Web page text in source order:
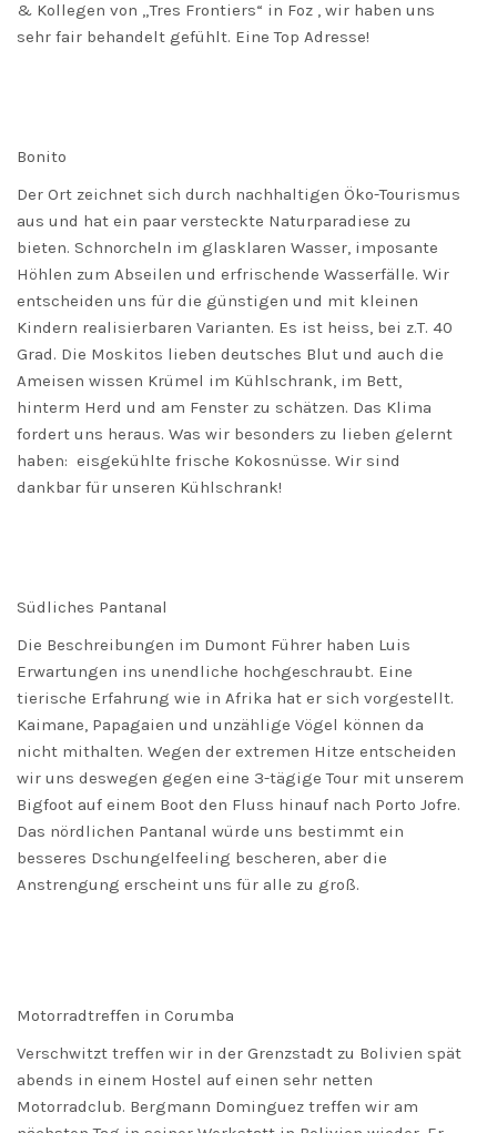
& Kollegen von „Tres Frontiers“ in Foz , wir haben uns
sehr fair behandelt gefühlt. Eine Top Adresse!
Bonito
Der Ort zeichnet sich durch nachhaltigen Öko-Tourismus
aus und hat ein paar versteckte Naturparadiese zu
bieten. Schnorcheln im glasklaren Wasser, imposante
Höhlen zum Abseilen und erfrischende Wasserfälle. Wir
entscheiden uns für die günstigen und mit kleinen
Kindern realisierbaren Varianten. Es ist heiss, bei z.T. 40
Grad. Die Moskitos lieben deutsches Blut und auch die
Ameisen wissen Krümel im Kühlschrank, im Bett,
hinterm Herd und am Fenster zu schätzen. Das Klima
fordert uns heraus. Was wir besonders zu lieben gelernt
haben: eisgekühlte frische Kokosnüsse. Wir sind
dankbar für unseren Kühlschrank!
Südliches Pantanal
Die Beschreibungen im Dumont Führer haben Luis
Erwartungen ins unendliche hochgeschraubt. Eine
tierische Erfahrung wie in Afrika hat er sich vorgestellt.
Kaimane, Papagaien und unzählige Vögel können da
nicht mithalten. Wegen der extremen Hitze entscheiden
wir uns deswegen gegen eine 3-tägige Tour mit unserem
Bigfoot auf einem Boot den Fluss hinauf nach Porto Jofre.
Das nördlichen Pantanal würde uns bestimmt ein
besseres Dschungelfeeling bescheren, aber die
Anstrengung erscheint uns für alle zu groß.
Motorradtreffen in Corumba
Verschwitzt treffen wir in der Grenzstadt zu Bolivien spät
abends in einem Hostel auf einen sehr netten
Motorradclub. Bergmann Dominguez treffen wir am